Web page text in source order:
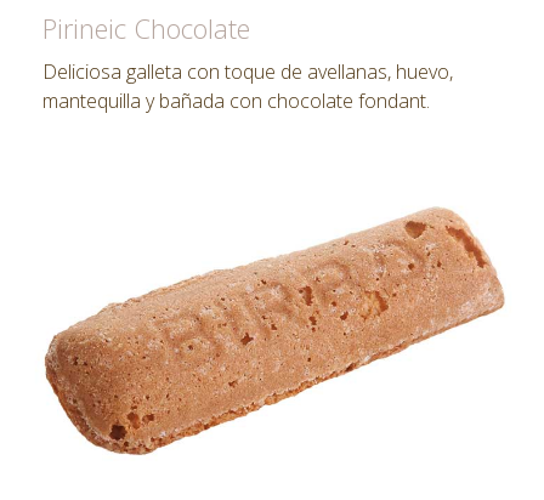
Pirineic Chocolate
Deliciosa galleta con toque de avellanas, huevo,
mantequilla y bañada con chocolate fondant.